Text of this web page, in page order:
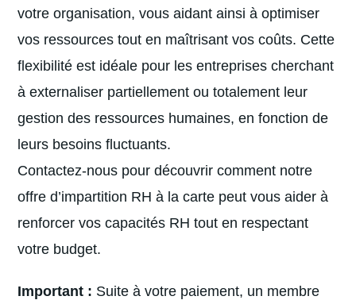
votre organisation, vous aidant ainsi à optimiser
vos ressources tout en maîtrisant vos coûts. Cette
flexibilité est idéale pour les entreprises cherchant
à externaliser partiellement ou totalement leur
gestion des ressources humaines, en fonction de
leurs besoins fluctuants.
Contactez-nous pour découvrir comment notre
offre d’impartition RH à la carte peut vous aider à
renforcer vos capacités RH tout en respectant
votre budget.
Important : Suite à votre paiement, un membre